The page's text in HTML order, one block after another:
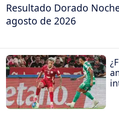
Resultado Dorado
agosto de 2026